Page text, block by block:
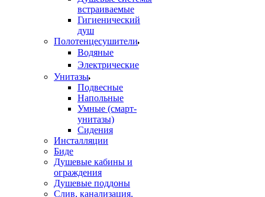
встраиваемые
Гигиенический
душ
Полотенцесушители
ㅤВодяные
ㅤЭлектрические
Унитазы
Подвесные
Напольные
Умные (смарт-
унитазы)
Сидения
Инсталляции
Биде
Душевые кабины и
ограждения
Душевые поддоны
Слив, канализация,